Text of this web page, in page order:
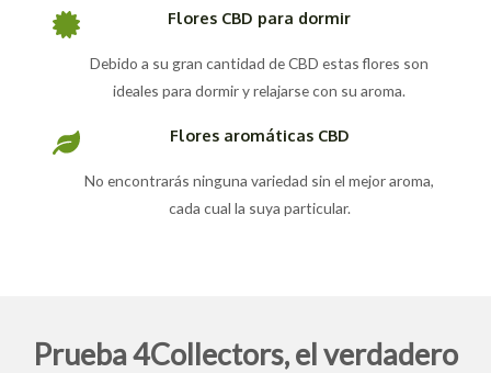
Flores CBD para dormir
Debido a su gran cantidad de CBD estas flores son
ideales para dormir y relajarse con su aroma.
Flores aromáticas CBD
No encontrarás ninguna variedad sin el mejor aroma,
cada cual la suya particular.
Prueba 4Collectors, el verdadero